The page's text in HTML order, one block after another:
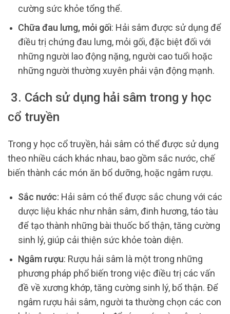
cường sức khỏe tổng thể.
Chữa đau lưng, mỏi gối: Hải sâm được sử dụng để
điều trị chứng đau lưng, mỏi gối, đặc biệt đối với
những người lao động nặng, người cao tuổi hoặc
những người thường xuyên phải vận động mạnh.
3. Cách sử dụng hải sâm trong y học
cổ truyền
Trong y học cổ truyền, hải sâm có thể được sử dụng
theo nhiều cách khác nhau, bao gồm sắc nước, chế
biến thành các món ăn bổ dưỡng, hoặc ngâm rượu.
Sắc nước: Hải sâm có thể được sắc chung với các
dược liệu khác như nhân sâm, đinh hương, táo tàu
để tạo thành những bài thuốc bổ thận, tăng cường
sinh lý, giúp cải thiện sức khỏe toàn diện.
Ngâm rượu: Rượu hải sâm là một trong những
phương pháp phổ biến trong việc điều trị các vấn
đề về xương khớp, tăng cường sinh lý, bổ thận. Để
ngâm rượu hải sâm, người ta thường chọn các con